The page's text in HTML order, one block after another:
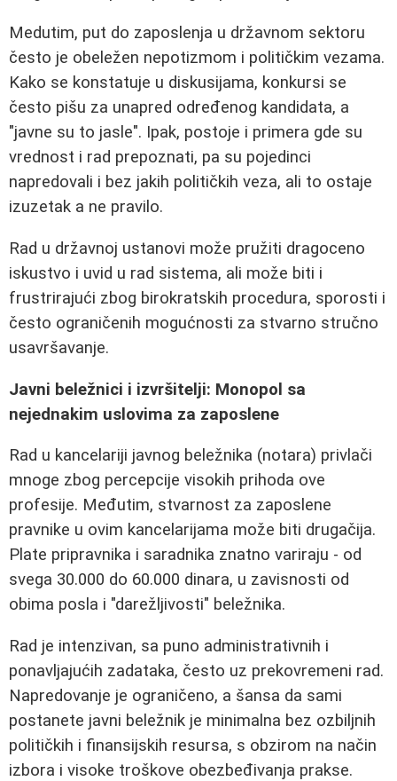
Medutim, put do zaposlenja u državnom sektoru
često je obeležen nepotizmom i političkim vezama.
Kako se konstatuje u diskusijama, konkursi se
često pišu za unapred određenog kandidata, a
"javne su to jasle". Ipak, postoje i primera gde su
vrednost i rad prepoznati, pa su pojedinci
napredovali i bez jakih političkih veza, ali to ostaje
izuzetak a ne pravilo.
Rad u državnoj ustanovi može pružiti dragoceno
iskustvo i uvid u rad sistema, ali može biti i
frustrirajući zbog birokratskih procedura, sporosti i
često ograničenih mogućnosti za stvarno stručno
usavršavanje.
Javni beležnici i izvršitelji: Monopol sa
nejednakim uslovima za zaposlene
Rad u kancelariji javnog beležnika (notara) privlači
mnoge zbog percepcije visokih prihoda ove
profesije. Međutim, stvarnost za zaposlene
pravnike u ovim kancelarijama može biti drugačija.
Plate pripravnika i saradnika znatno variraju - od
svega 30.000 do 60.000 dinara, u zavisnosti od
obima posla i "darežljivosti" beležnika.
Rad je intenzivan, sa puno administrativnih i
ponavljajućih zadataka, često uz prekovremeni rad.
Napredovanje je ograničeno, a šansa da sami
postanete javni beležnik je minimalna bez ozbiljnih
političkih i finansijskih resursa, s obzirom na način
izbora i visoke troškove obezbeđivanja prakse.